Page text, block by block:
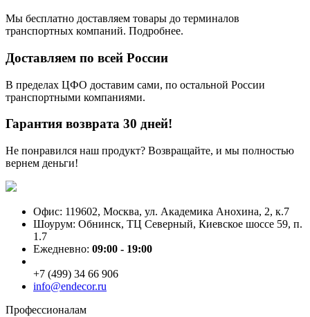
Мы бесплатно доставляем товары до терминалов
транспортных компаний. Подробнее.
Доставляем по всей России
В пределах ЦФО доставим сами, по остальной России
транспортными компаниями.
Гарантия возврата 30 дней!
Не понравился наш продукт? Возвращайте, и мы полностью
вернем деньги!
Офис: 119602, Москва, ул. Академика Анохина, 2, к.7
Шоурум: Обнинск, ТЦ Северный, Киевское шоссе 59, п.
1.7
Ежедневно: 09:00 - 19:00
+7 (499) 34 66 906
info@endecor.ru
Профессионалам